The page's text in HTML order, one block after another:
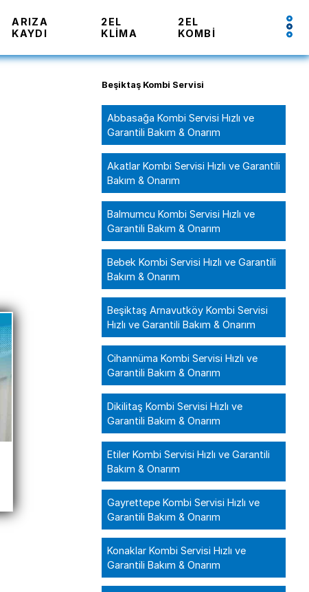
ARIZA
KAYDI
2EL
KLIMA
2EL
KOMBI
Beşiktaş Kombi Servisi
Abbasağa Kombi Servisi Hızlı ve
Garantili Bakım & Onarım
Akatlar Kombi Servisi Hızlı ve Garantili
Bakım & Onarım
Balmumcu Kombi Servisi Hızlı ve
Garantili Bakım & Onarım
Bebek Kombi Servisi Hızlı ve Garantili
Bakım & Onarım
Beşiktaş Arnavutköy Kombi Servisi
Hızlı ve Garantili Bakım & Onarım
Cihannüma Kombi Servisi Hızlı ve
Garantili Bakım & Onarım
Dikilitaş Kombi Servisi Hızlı ve
Garantili Bakım & Onarım
Etiler Kombi Servisi Hızlı ve Garantili
Bakım & Onarım
Gayrettepe Kombi Servisi Hızlı ve
Garantili Bakım & Onarım
Konaklar Kombi Servisi Hızlı ve
Garantili Bakım & Onarım